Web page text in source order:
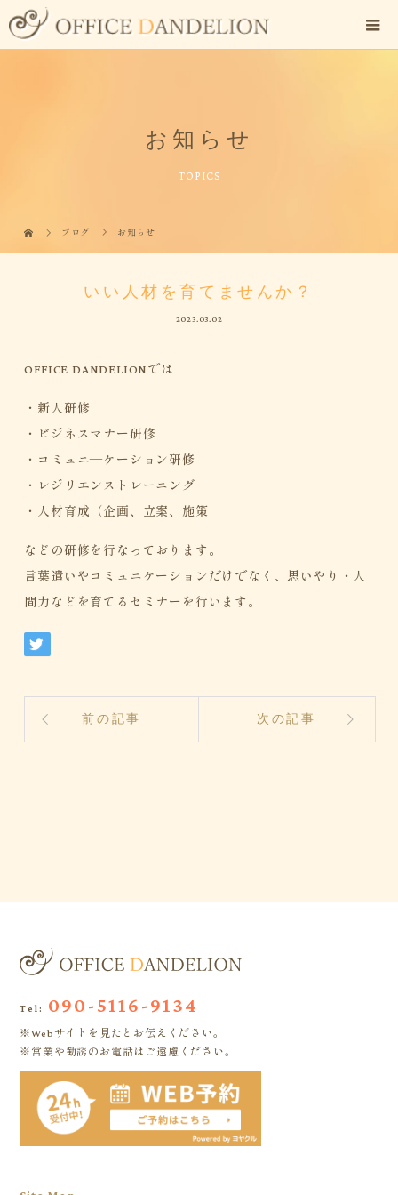
お知らせ
TOPICS
ブログ お知らせ
いい人材を育てませんか？
2023.03.02
OFFICE DANDELIONでは
・新人研修
・ビジネスマナー研修
・コミュニ―ケーション研修
・レジリエンストレーニング
・人材育成（企画、立案、施策
などの研修を行なっております。
言葉遣いやコミュニケーションだけでなく、思いやり・人
間力などを育てるセミナーを行います。
前の記事 次の記事
Tel: 090-5116-9134
※Webサイトを見たとお伝えください。
※営業や勧誘のお電話はご遠慮ください。